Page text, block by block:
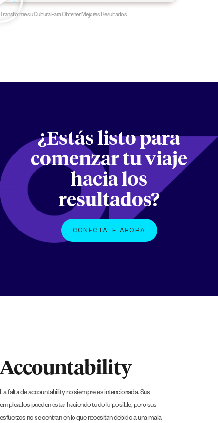
Transforme su Cultura Para Obtener Mejores Resultados
¿Estás listo para
comenzar tu viaje
hacia los
resultados?
CONECTATE AHORA
Accountability
La falta de accountability no siempre es intencionada. Sus
empleados pueden estar haciendo todo lo posible, pero sus
esfuerzos no se centran en lo que necesitan debido a una mala